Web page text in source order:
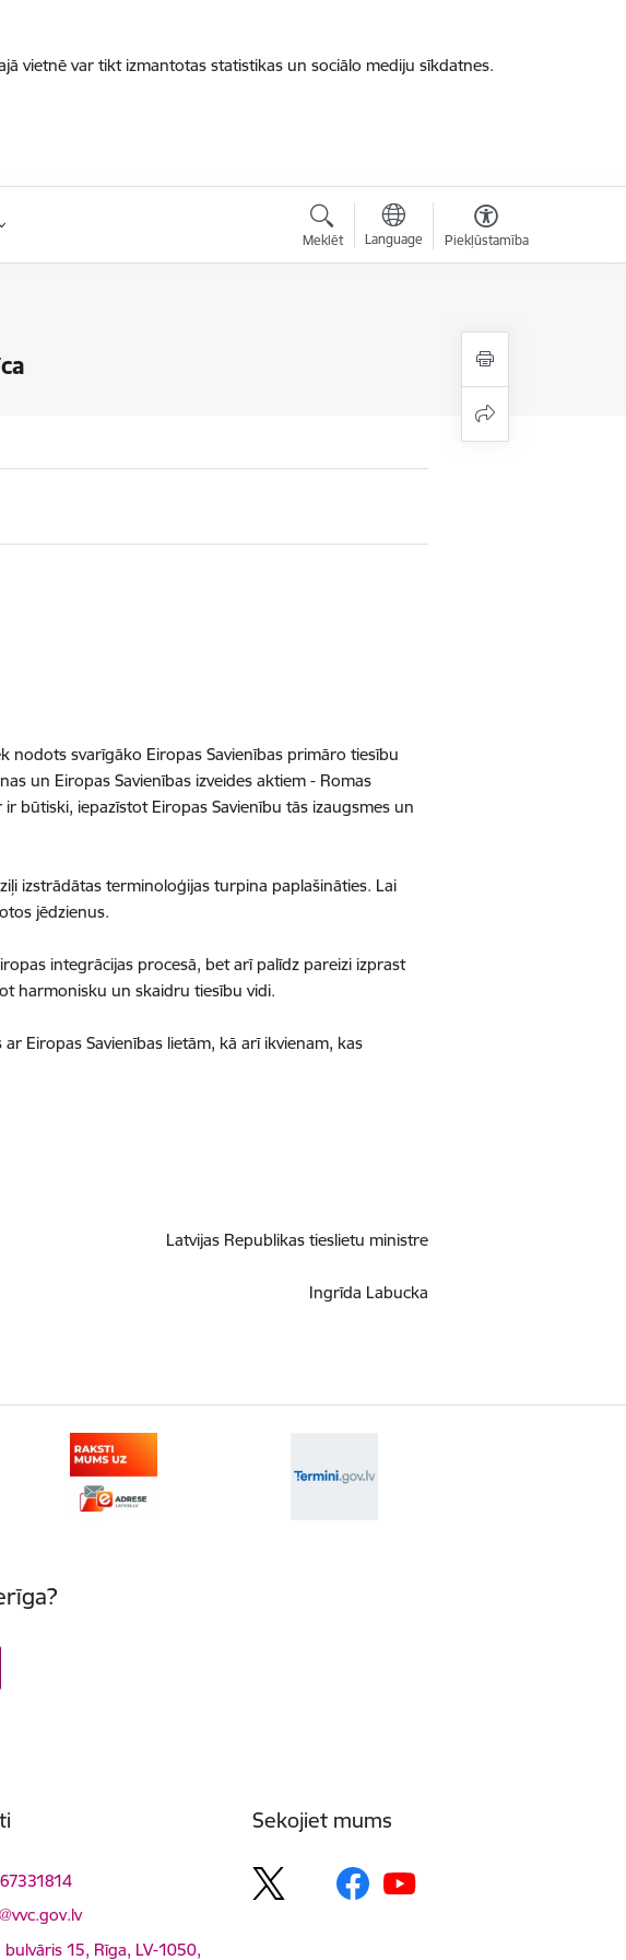
vietnē var tikt izmantotas statistikas un sociālo mediju sīkdatnes.
Meklēt Language Piekļūstamība
svarīgāko Eiropas Savienības primāro tiesību
un Eiropas Savienības izveides aktiem - Romas
būtiski, iepazīstot Eiropas Savienību tās izaugsmes un
izstrādātas terminoloģijas turpina paplašināties. Lai
jēdzienus.
integrācijas procesā, bet arī palīdz pareizi izprast
harmonisku un skaidru tiesību vidi.
Eiropas Savienības lietām, kā arī ikvienam, kas
Latvijas Republikas tieslietu ministre
Ingrīda Labucka
bulvāris 15, Rīga, LV-1050,
Sekojiet mums